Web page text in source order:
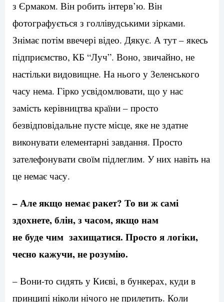
з Єрмаком. Він робить інтерв’ю. Він
фотографується з голлівудськими зірками.
Знімає потім ввечері відео. Дякує. А тут – якесь
підприємство, КБ “Луч”. Воно, звичайно, не
настільки видовищне. На нього у Зеленського
часу нема. Гірко усвідомлювати, що у нас
замість керівництва країни – просто
безвідповідальне пусте місце, яке не здатне
виконувати елементарні завдання. Просто
зателефонувати своїм підлеглим. У них навіть на
це немає часу.
– Але якщо немає ракет? То ви ж самі
здохнете, блін, з часом, якщо нам
не буде чим захищатися. Просто я логіки,
чесно кажучи, не розумію.
– Вони-то сидять у Києві, в бункерах, куди в
принципі ніколи нічого не прилетить. Коли